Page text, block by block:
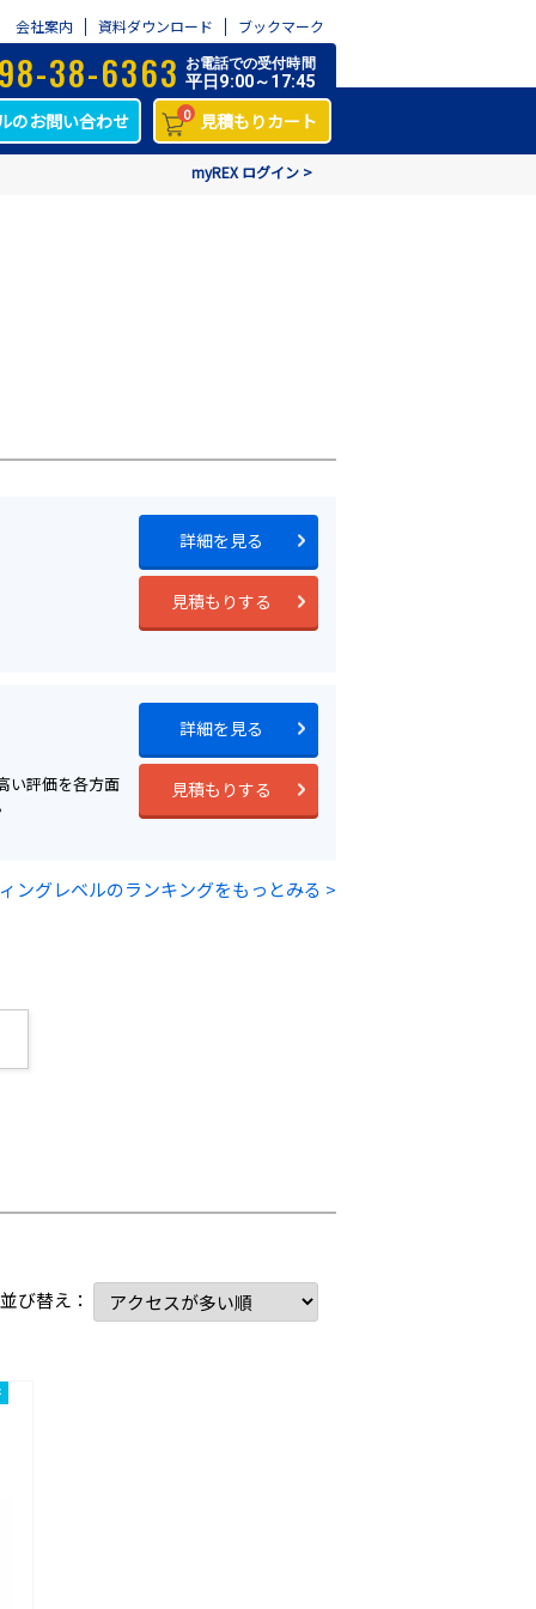
会社案内 資料ダウンロード ブックマーク
38-6363 お電話での受付時間
平日9:00～17:45
のお問い合わせ 0 見積もりカート
myREX ログイン >
詳細を見る
見積もりする
い評価を各方面
詳細を見る
見積もりする
ングレベルのランキングをもっとみる >
並び替え：